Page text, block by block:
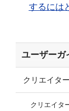
するには
ユーザーガ
クリエイタ
クリエイタ